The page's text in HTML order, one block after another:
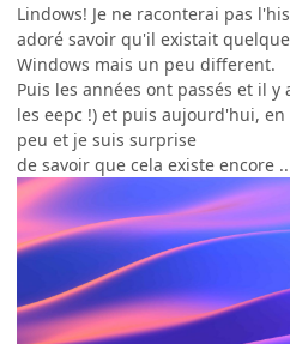
Lindows! Je ne raconterai pas
adoré savoir qu'il existait
Windows mais un peu different.
Puis les années ont passés et il
les eepc !) et puis aujourd'hui,
peu et je suis surprise
de savoir que cela existe encore ..